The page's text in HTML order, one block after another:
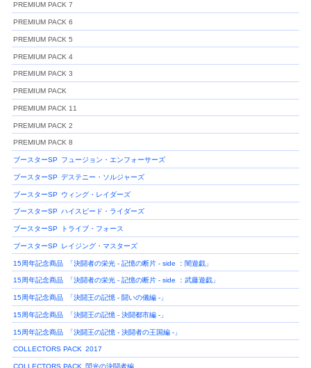
PREMIUM PACK 7
PREMIUM PACK 6
PREMIUM PACK 5
PREMIUM PACK 4
PREMIUM PACK 3
PREMIUM PACK
PREMIUM PACK 11
PREMIUM PACK 2
PREMIUM PACK 8
ブースターSP フュージョン・エンフォーサーズ
ブースターSP デステニー・ソルジャーズ
ブースターSP ウィング・レイダーズ
ブースターSP ハイスピード・ライダーズ
ブースターSP トライブ・フォース
ブースターSP レイジング・マスターズ
15周年記念商品 「決闘者の栄光 - 記憶の断片 - side ：闇遊戯」
15周年記念商品 「決闘者の栄光 - 記憶の断片 - side ：武藤遊戯」
15周年記念商品 「決闘王の記憶 - 闘いの儀編 -」
15周年記念商品 「決闘王の記憶 - 決闘都市編 -」
15周年記念商品 「決闘王の記憶 - 決闘者の王国編 -」
COLLECTORS PACK 2017
COLLECTORS PACK 閃光の決闘者編